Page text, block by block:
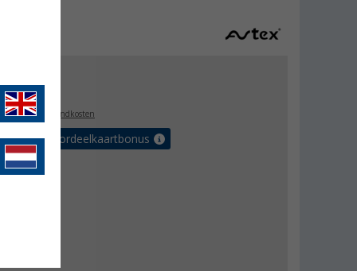
BTWplus verzendkosten
tot 5% voordeelkaartbonus